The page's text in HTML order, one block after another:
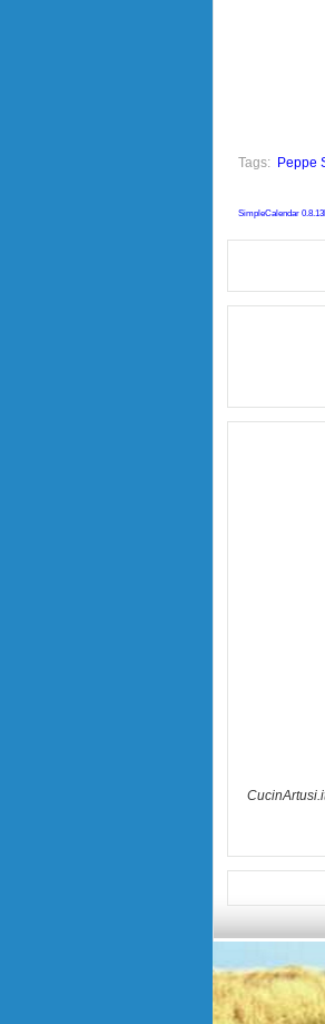
Tags: Peppe
SimpleCalendar